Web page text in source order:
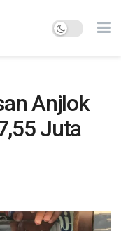
Anjlok
Juta